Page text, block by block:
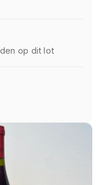
op dit lot